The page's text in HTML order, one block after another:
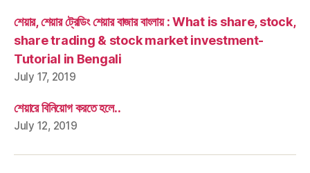
শেয়ার, শেয়ার ট্রেডিং শেয়ার বাজার বাংলায় : What is share, stock,
share trading & stock market investment-
Tutorial in Bengali
July 17, 2019
শেয়ারে বিনিয়োগ করতে হলে..
July 12, 2019